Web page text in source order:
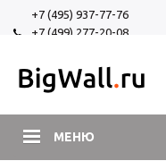
+7 (495) 937-77-76
+7 (499) 277-20-08
МЕНЮ